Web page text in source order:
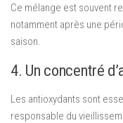
Ce mélange est souvent
notamment après une
saison.
4. Un concentré
Les antioxydants sont
responsable du